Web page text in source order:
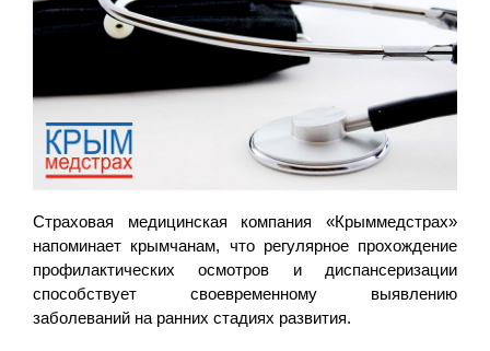
Страховая медицинская компания «Крыммедстрах»
напоминает крымчанам, что регулярное прохождение
профилактических осмотров и диспансеризации
способствует своевременному выявлению
заболеваний на ранних стадиях развития.